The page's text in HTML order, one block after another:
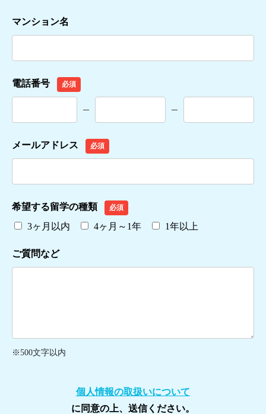
マンション名
電話番号 必須
メールアドレス 必須
希望する留学の種類 必須
3ヶ月以内 4ヶ月～1年 1年以上
ご質問など
※500文字以内
個人情報の取扱いについて
に同意の上、送信ください。